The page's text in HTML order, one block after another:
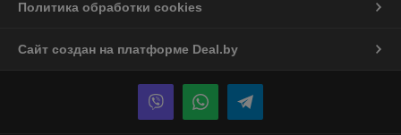
Политика обработки cookies
Сайт создан на платформе Deal.by